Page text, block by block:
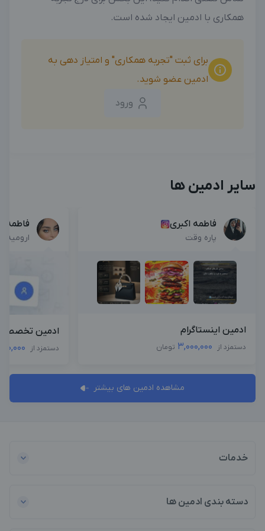
همکاری با ادمین ایجاد شده است.
برای ثبت "تجربه همکاری" و امتیاز دهی به
ادمین عضو شوید.
ورود
سایر ادمین ها
فاطمه اکبری
پاره وقت
ادمین اینستاگرام
دستمزد از 3,000,000 تومان
فاطمه
ارومیه
ادمین تخصصی
دستمزد از
مشاهده ادمین های بیشتر
خدمات
دسته بندی ادمین ها